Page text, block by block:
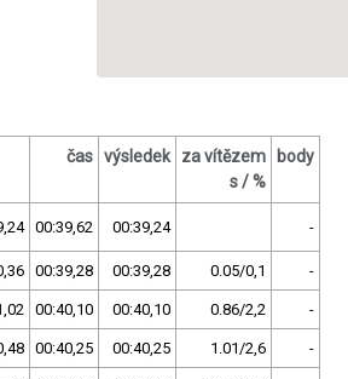
čas výsledek
za vítězem
s / %
body
00:39,62 00:39,24 -
00:39,28 00:39,28 0.05/0,1 -
00:40,10 00:40,10 0.86/2,2 -
00:40,25 00:40,25 1.01/2,6 -